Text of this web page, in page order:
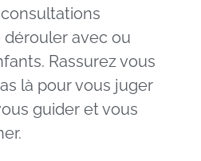
avec ou
Rassurez vous
là pour vous juger
guider et vous